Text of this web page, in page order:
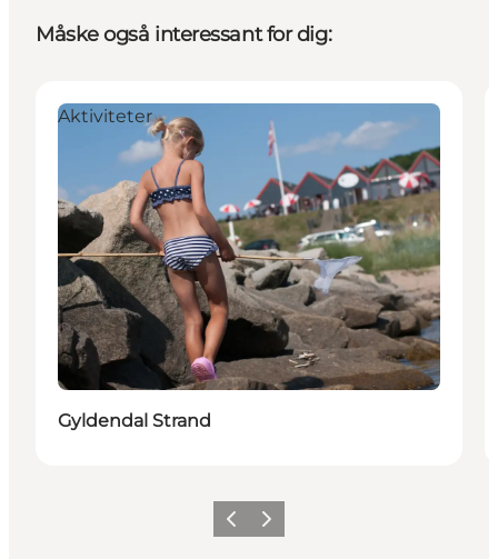
Måske også interessant for dig:
Aktiviteter
Gyldendal Strand
Forrige billede
Næste billede